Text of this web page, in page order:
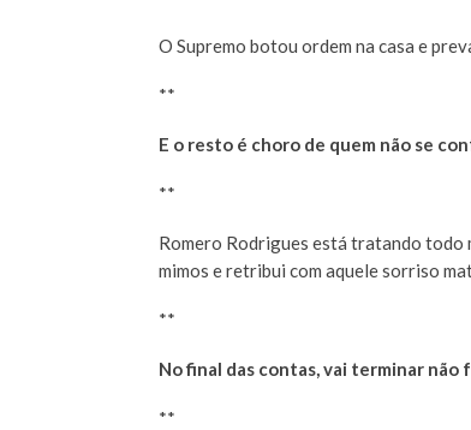
O Supremo botou ordem na casa e
**
E o resto é choro de quem não se
**
Romero Rodrigues está tratando todo
mimos e retribui com aquele sorriso
**
No final das contas, vai terminar não
**